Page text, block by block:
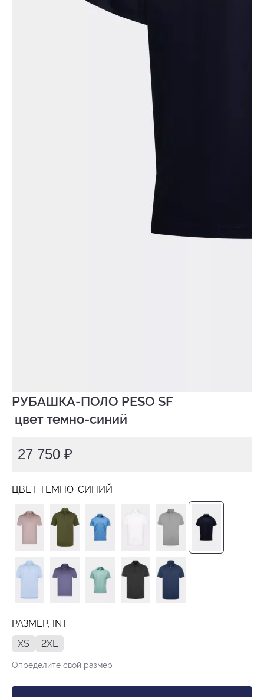
РУБАШКА-ПОЛО PESO SF
цвет темно-синий
27 750 ₽
ЦВЕТ ТЕМНО-СИНИЙ
РАЗМЕР, INT
XS
2XL
Определите свой размер